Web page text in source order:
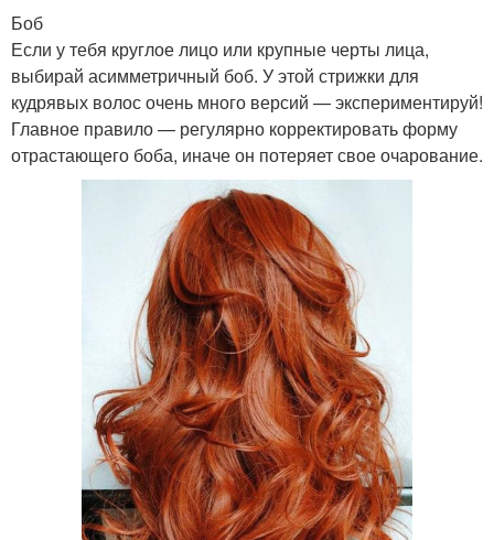
Боб
Если у тебя круглое лицо или крупные черты лица,
выбирай асимметричный боб. У этой стрижки для
кудрявых волос очень много версий — экспериментируй!
Главное правило — регулярно корректировать форму
отрастающего боба, иначе он потеряет свое очарование.